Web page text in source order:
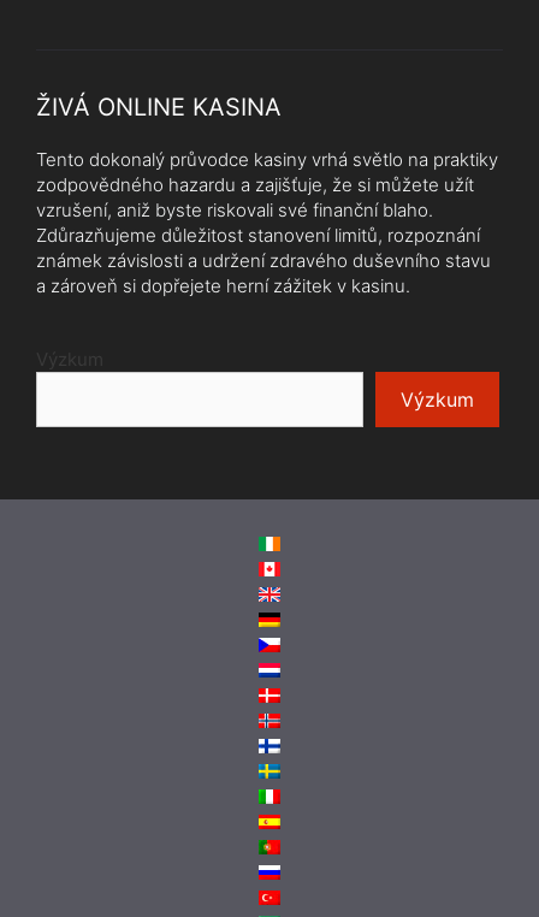
ŽIVÁ ONLINE KASINA
Tento dokonalý průvodce kasiny vrhá světlo na praktiky
zodpovědného hazardu a zajišťuje, že si můžete užít
vzrušení, aniž byste riskovali své finanční blaho.
Zdůrazňujeme důležitost stanovení limitů, rozpoznání
známek závislosti a udržení zdravého duševního stavu
a zároveň si dopřejete herní zážitek v kasinu.
Výzkum
Výzkum